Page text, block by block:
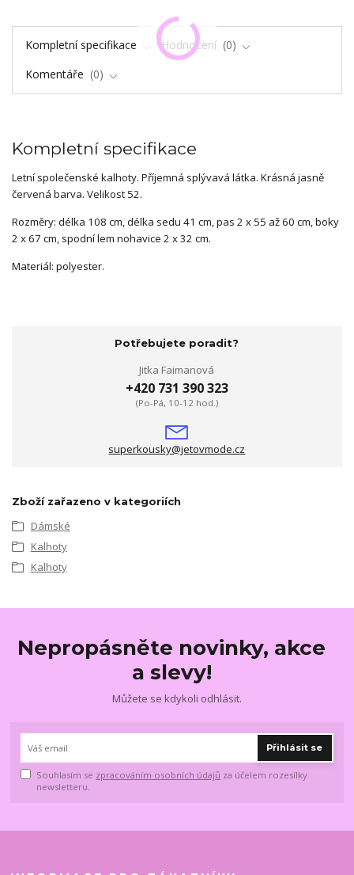
Kompletní specifikace Hodnocení
0
Komentáře
0
Kompletní specifikace
Letní společenské kalhoty. Příjemná splývavá látka. Krásná jasně
červená barva. Velikost 52.
Rozměry: délka 108 cm, délka sedu 41 cm, pas 2 x 55 až 60 cm, boky
2 x 67 cm, spodní lem nohavice 2 x 32 cm.
Materiál: polyester.
Potřebujete poradit?
Jitka Faimanová
+420 731 390 323
(Po-Pá, 10-12 hod.)
superkousky@jetovmode.cz
Zboží zařazeno v kategoriích
Dámské
Kalhoty
Kalhoty
Nepropásněte novinky, akce
a slevy!
Můžete se kdykoli odhlásit.
Přihlásit se
Souhlasím se zpracováním osobních údajů za účelem rozesílky
newsletteru.